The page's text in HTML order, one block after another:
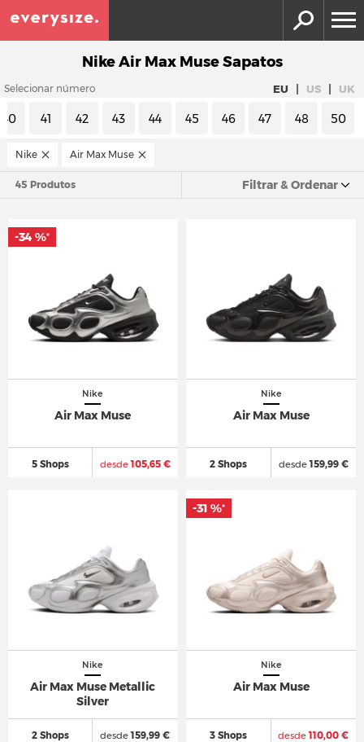
Nike Air Max Muse Sapatos
Selecionar número EU | US | UK
40 41 42 43 44 45 46 47 48 50
Nike Air Max Muse
45 Produtos Filtrar & Ordenar
Nike
Air Max Muse
5 Shops desde105,65 €
-34 %*
Nike
Air Max Muse
2 Shops desde159,99 €
Nike
Air Max Muse Metallic
Silver
2 Shops desde159,99 €
Nike
Air Max Muse
3 Shops desde110,00 €
-31 %*